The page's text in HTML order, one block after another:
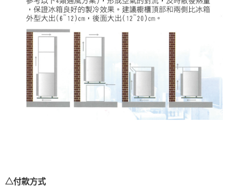
△付款方式